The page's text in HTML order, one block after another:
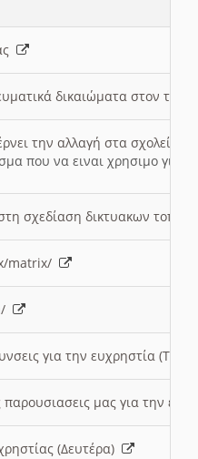
δικαιώματα στον
την αλλαγή στα σχολεία;
που να ειναι χρησιμο για
σχεδίαση δικτυακων
matrix/
για την ευχρηστία
μας για την
(Δευτέρα)